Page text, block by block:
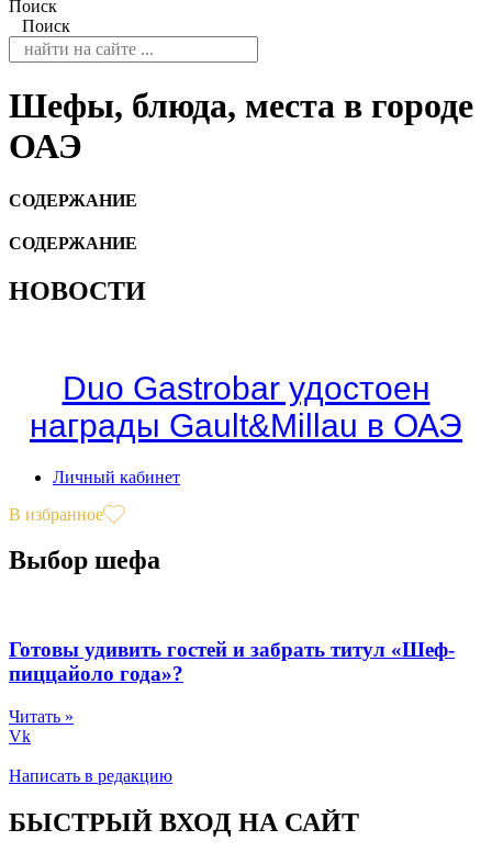
Поиск
Поиск
Шефы, блюда, места в городе
ОАЭ
СОДЕРЖАНИЕ
СОДЕРЖАНИЕ
НОВОСТИ
Duo Gastrobar удостоен
награды Gault&Millau в ОАЭ
Личный кабинет
В избранное
Выбор шефа
Готовы удивить гостей и забрать титул «Шеф-
пиццайоло года»?
Читать »
Vk
Написать в редакцию
БЫСТРЫЙ ВХОД НА САЙТ